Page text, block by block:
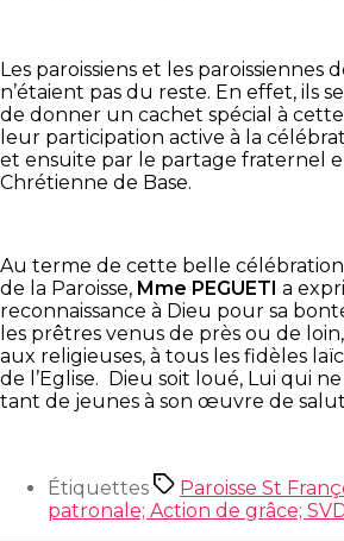
Les paroissiens et les paroissiennes
n’étaient pas du reste. En effet, ils
de donner un cachet spécial à
leur participation active à la
et ensuite par le partage fraternel
Chrétienne de Base.
Au terme de cette belle
de la Paroisse, Mme PEGUETI a
reconnaissance à Dieu pour sa
les prêtres venus de près ou de
aux religieuses, à tous les fidèles
de l’Eglise. Dieu soit loué, Lui qui ne
tant de jeunes à son œuvre de
Étiquettes
Paroisse St
patronale; Action de grâce;